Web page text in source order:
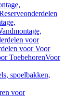
voor
voor Voor
ToebehorenVoor
spoelbakken,
voor